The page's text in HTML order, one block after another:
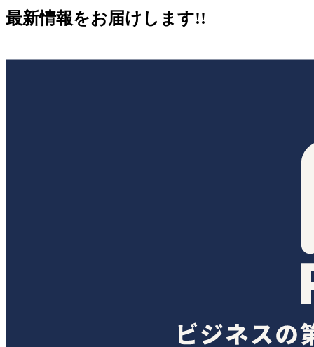
最新情報をお届けします!!